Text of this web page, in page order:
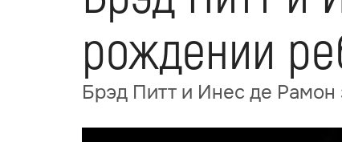
рождении
Брэд Питт и Инес де